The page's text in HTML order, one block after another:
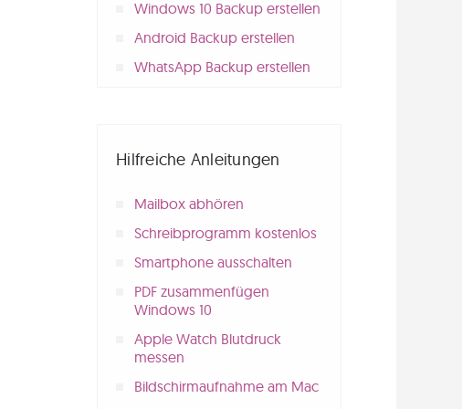
Windows 10 Backup erstellen
Android Backup erstellen
WhatsApp Backup erstellen
Hilfreiche Anleitungen
Mailbox abhören
Schreibprogramm kostenlos
Smartphone ausschalten
PDF zusammenfügen
Windows 10
Apple Watch Blutdruck
messen
Bildschirmaufnahme am Mac